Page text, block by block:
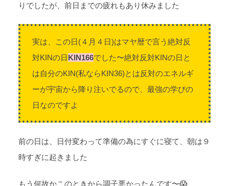
りでしたが、前日までの疲れもあり休みました
実は、この日(４月４日)はマヤ暦で言う絶対反
対KINの日KIN166でした〜絶対反対KINの日と
は自分のKIN(私ならKIN36)とは反対のエネルギ
ーが宇宙から降り注いでるので、最強の学びの
日なのですよ
前の日は、日付変わって準備の為にすぐに寝て、朝は９
時すぎに起きました
もう何故かこのときから調子悪かったんです〜😱